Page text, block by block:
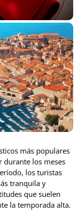
más populares
durante los meses
los turistas
tranquila y
que suelen
la temporada alta.